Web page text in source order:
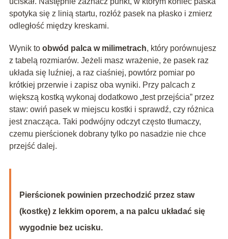
spotyka się z linią startu, rozłóż pasek na płasko i zmierz
odległość między kreskami.
Wynik to obwód palca w milimetrach, który porównujesz
z tabelą rozmiarów. Jeżeli masz wrażenie, że pasek raz
układa się luźniej, a raz ciaśniej, powtórz pomiar po
krótkiej przerwie i zapisz oba wyniki. Przy palcach z
większą kostką wykonaj dodatkowo „test przejścia” przez
staw: owiń pasek w miejscu kostki i sprawdź, czy różnica
jest znacząca. Taki podwójny odczyt często tłumaczy,
czemu pierścionek dobrany tylko po nasadzie nie chce
przejść dalej.
Pierścionek powinien przechodzić przez staw
(kostkę) z lekkim oporem, a na palcu układać się
wygodnie bez ucisku.